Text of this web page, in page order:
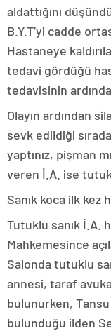
aldattığını
B.Y.T’yi cadde
Hastaneye
tedavi gördüğü
tedavisinin
Olayın ardından
sevk edildiği
yaptınız, pişman
veren İ.A. ise
Sanık koca ilk kez
Tutuklu sanık İ.A.
Mahkemesince
Salonda tutuklu
annesi, taraf
bulunurken, Tansu
bulunduğu ilden